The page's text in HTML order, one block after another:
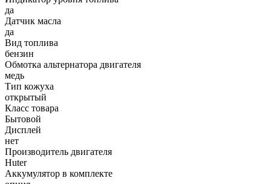
да
Датчик масла
да
Вид топлива
бензин
Обмотка альтернатора двигателя
медь
Тип кожуха
открытый
Класс товара
Бытовой
Дисплей
нет
Производитель двигателя
Huter
Аккумулятор в комплекте